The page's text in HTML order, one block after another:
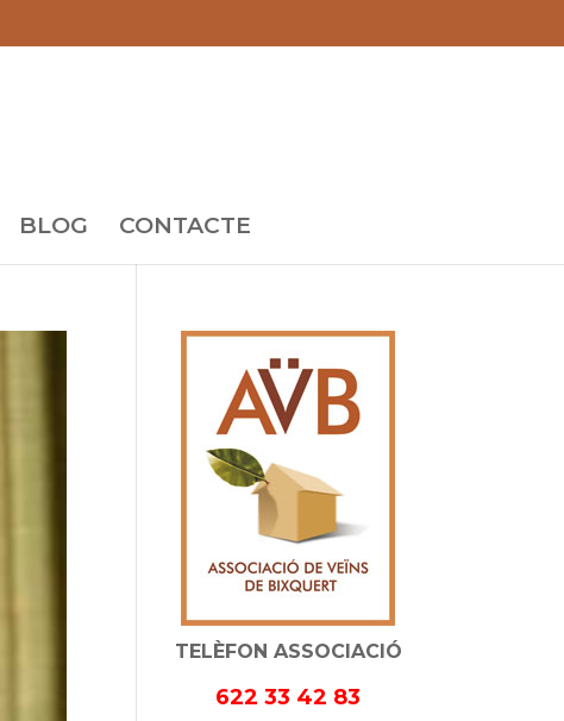
BLOG CONTACTE
TELÈFON ASSOCIACIÓ
622 33 42 83